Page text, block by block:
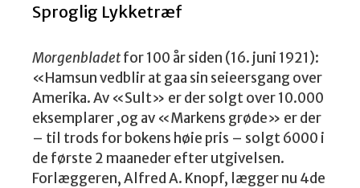
Sproglig Lykketræf
Morgenbladetfor 100 år siden (16. juni 1921):
«Hamsun vedblir at gaa sin seieersgang over
Amerika. Av «Sult» er der solgt over 10.000
eksemplarer ,og av «Markens grøde» er der
– til trods for bokens høie pris – solgt 6000 i
de første 2 maaneder efter utgivelsen.
Forlæggeren, Alfred A. Knopf, lægger nu 4de